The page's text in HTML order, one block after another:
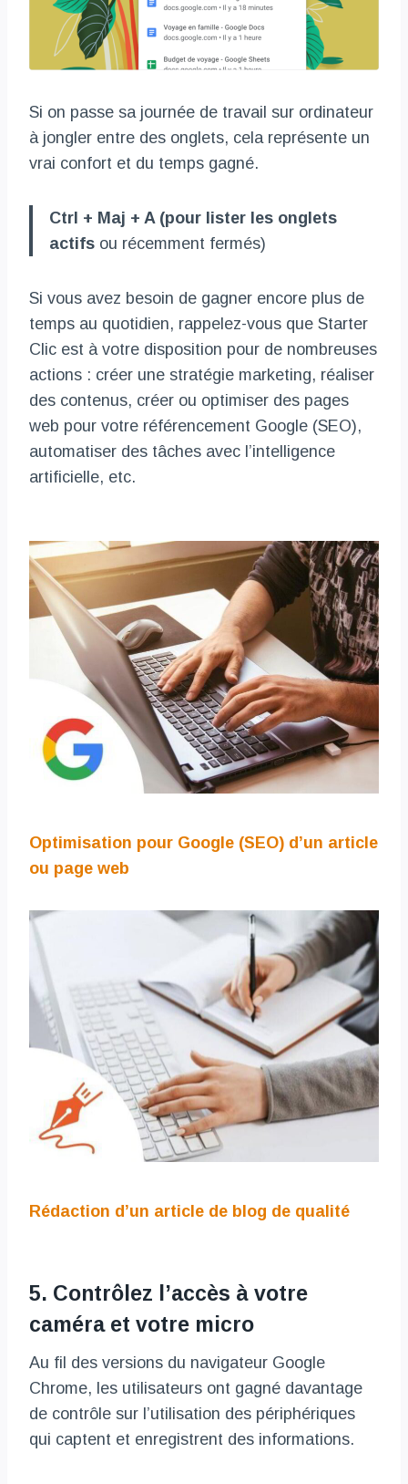
Si on passe sa journée de travail sur ordinateur
à jongler entre des onglets, cela représente un
vrai confort et du temps gagné.
Ctrl + Maj + A (pour lister les onglets
actifs ou récemment fermés)
Si vous avez besoin de gagner encore plus de
temps au quotidien, rappelez-vous que Starter
Clic est à votre disposition pour de nombreuses
actions : créer une stratégie marketing, réaliser
des contenus, créer ou optimiser des pages
web pour votre référencement Google (SEO),
automatiser des tâches avec l’intelligence
artificielle, etc.
Optimisation pour Google (SEO) d’un article
ou page web
Rédaction d’un article de blog de qualité
5. Contrôlez l’accès à votre
caméra et votre micro
Au fil des versions du navigateur Google
Chrome, les utilisateurs ont gagné davantage
de contrôle sur l’utilisation des périphériques
qui captent et enregistrent des informations.